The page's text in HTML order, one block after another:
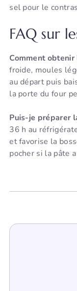
sel pour le
FAQ sur
Comment obtenir
froide, moules
au départ puis
la porte du four
Puis-je préparer
36 h au
et favorise la
pocher si la pâte